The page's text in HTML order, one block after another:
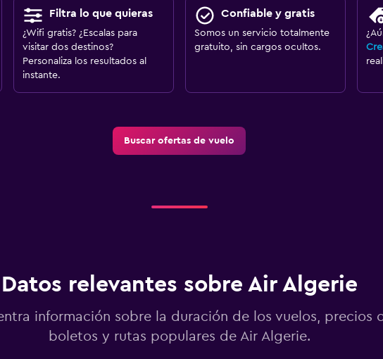
Filtra lo que quieras
¿Wifi gratis? ¿Escalas para
visitar dos destinos?
Personaliza los resultados al
instante.
Confiable y gratis
Somos un servicio totalmente
gratuito, sin cargos ocultos.
Buscar ofertas de vuelo
Datos relevantes sobre Air Algerie
información sobre la duración de los vuelos, precios
boletos y rutas populares de Air Algerie.